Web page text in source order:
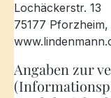
Lochäckerstr. 13
75177
Angaben zur